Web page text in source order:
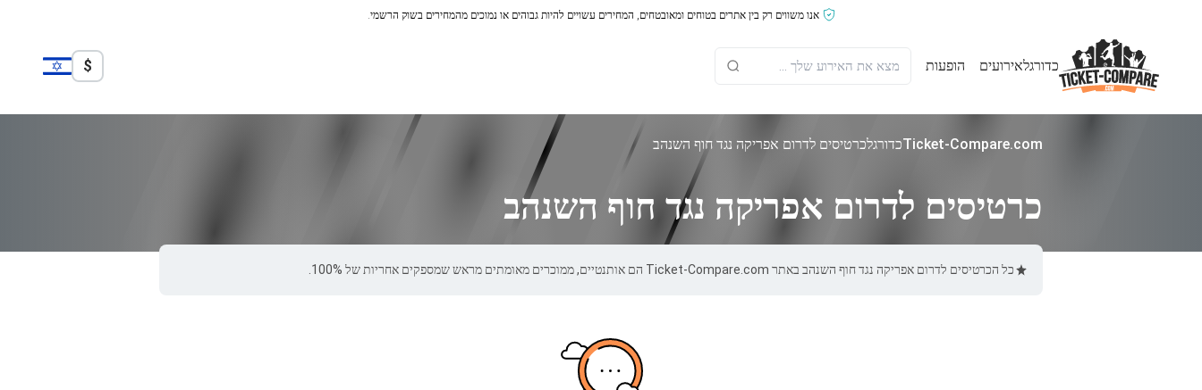
אנו משווים רק בין אתרים בטוחים ומאובטחים, המחירים עשויים להיות גבוהים או נמוכים מהמחירים בשוק הרשמי.
כדורגלאירועים הופעות $
Ticket-Compare.comכדורגלכרטיסים לדרום אפריקה נגד חוף השנהב
כרטיסים לדרום אפריקה נגד חוף השנהב
כל הכרטיסים לדרום אפריקה נגד חוף השנהב באתר Ticket-Compare.com הם אותנטיים, ממוכרים מאומתים מראש שמספקים אחריות של 100%.